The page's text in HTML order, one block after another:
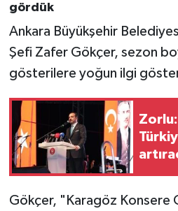
gördük
Ankara Büyükşehir
Şefi Zafer Gökçer, sezon
gösterilere yoğun ilgi
Gökçer, "Karagöz Konsere